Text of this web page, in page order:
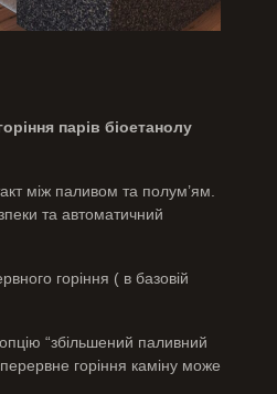
парів біоетанолу
між паливом та полум’ям.
та автоматичний
горіння ( в базовій
“збільшений паливний
горіння каміну може